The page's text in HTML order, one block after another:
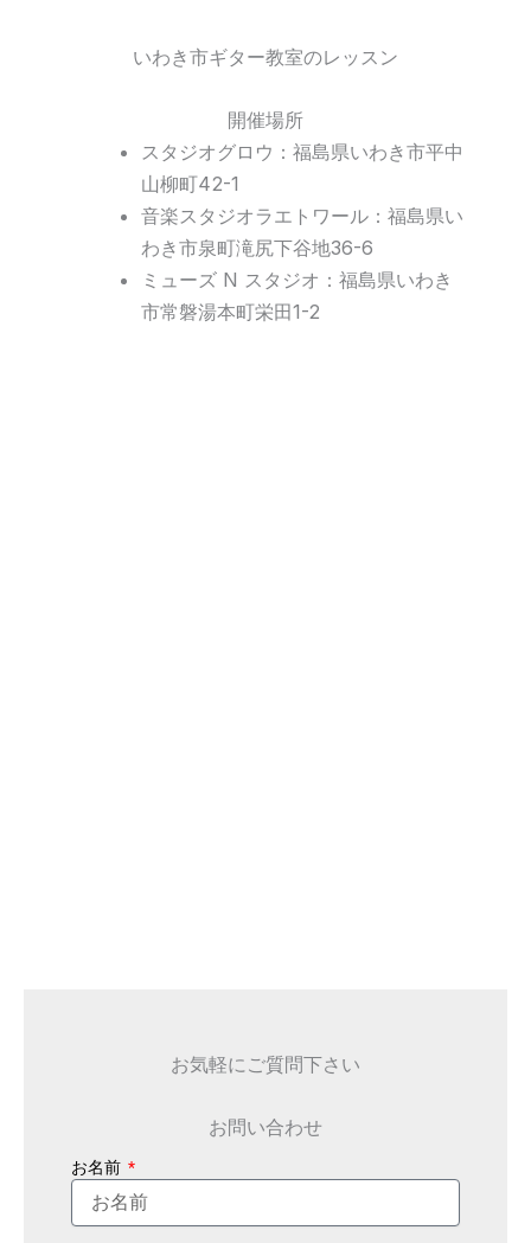
いわき市ギター教室のレッスン
開催場所
スタジオグロウ：福島県いわき市平中
山柳町42-1
音楽スタジオラエトワール：福島県い
わき市泉町滝尻下谷地36-6
ミューズ N スタジオ：福島県いわき
市常磐湯本町栄田1-2
お気軽にご質問下さい
お問い合わせ
お名前